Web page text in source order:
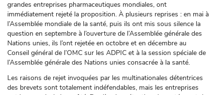
grandes entreprises pharmaceutiques mondiales, ont
immédiatement rejeté la proposition. À plusieurs reprises : en mai à
l’Assemblée mondiale de la santé, puis ils ont mis sous silence la
question en septembre à l’ouverture de l’Assemblée générale des
Nations unies, ils l’ont rejetée en octobre et en décembre au
Conseil général de l’OMC sur les ADPIC et à la session spéciale de
l’Assemblée générale des Nations unies consacrée à la santé.
Les raisons de rejet invoquées par les multinationales détentrices
des brevets sont totalement indéfendables, mais les entreprises